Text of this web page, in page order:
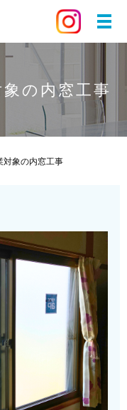
の内窓工事
対象の内窓工事